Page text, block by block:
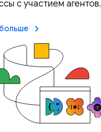
с участием агентов.
keyboard_arrow_right